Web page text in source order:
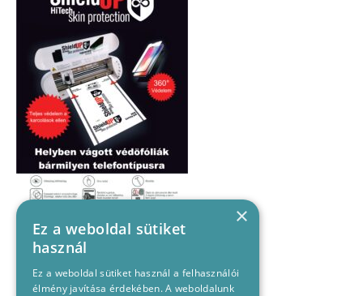
×
Ez a weboldal sütiket
használ
Ez a weboldal sütiket használ a felhasználói
élmény javítása érdekében. A weboldalunk